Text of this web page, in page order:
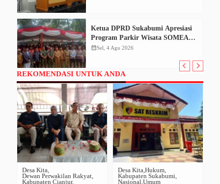
Ketua DPRD Sukabumi Apresiasi
Program Parkir Wisata SOMEAH,
Optimistis Dongkrak PAD
calendar_monthSel, 4 Agu 2026
REKOMENDASI UNTUK ANDA
Desa Kita
Dewan Perwakilan Rakyat
Kabupaten Cianjur
Desa Kita Hukum
Kabupaten Sukabumi
Nasional Umum